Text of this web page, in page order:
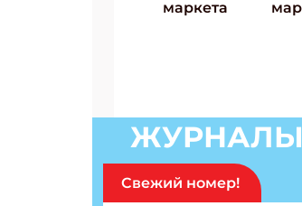
ЖУРНАЛЫ
Свежий номер!